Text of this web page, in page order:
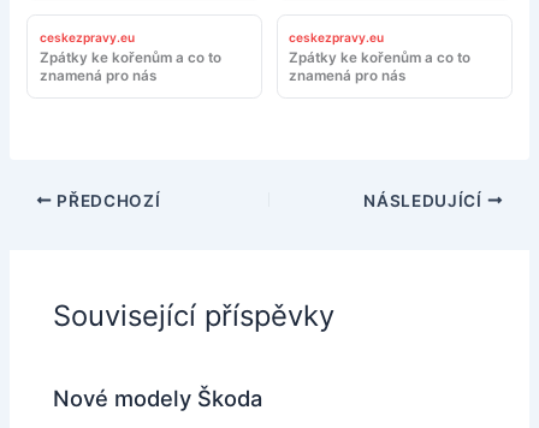
ceskezpravy.eu
Zpátky ke kořenům a co to
znamená pro nás
ceskezpravy.eu
Zpátky ke kořenům a co to
znamená pro nás
PŘEDCHOZÍ NÁSLEDUJÍCÍ
Související příspěvky
Nové modely Škoda